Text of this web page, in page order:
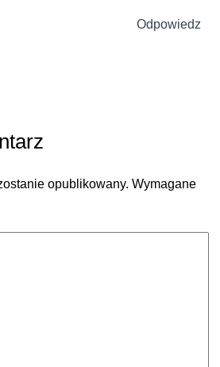
Odpowiedz
opublikowany. Wymagane